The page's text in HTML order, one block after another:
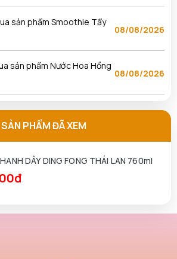
sản phẩm Smoothie Tẩy
08/08/2026
sản phẩm Nước Hoa Hồng
08/08/2026
đã mua sản phẩm Son
mua sản phẩm Son Kem Lì
08/08/2026
phẩm Nước Hoa Hồng
SẢN PHẨM ĐÃ XEM
DÂY DING FONG THÁI LAN 760ml